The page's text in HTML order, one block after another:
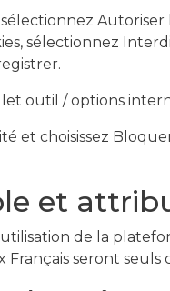
sélectionnez
outil / options
et choisissez
et
de la
Français seront seuls